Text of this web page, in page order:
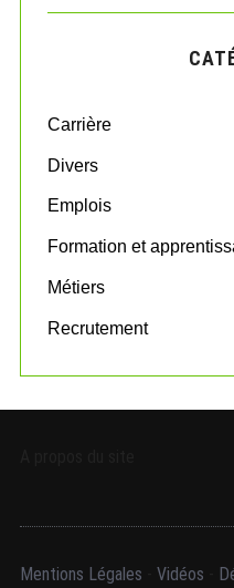
r
o
:
Carrière
Divers
Emplois
Formation et
Métiers
Recrutement
Mentions Légales Vidéos